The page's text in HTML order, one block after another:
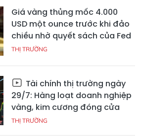
Giá vàng thủng mốc 4.000
USD một ounce trước khi đảo
chiều nhờ quyết sách của Fed
THỊ TRƯỜNG
Tài chính thị trường ngày
29/7: Hàng loạt doanh nghiệp
vàng, kim cương đóng cửa
THỊ TRƯỜNG